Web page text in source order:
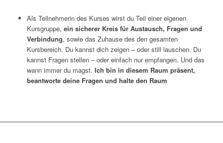
Als Teilnehmerin des Kurses wirst du Teil einer eigenen
Kursgruppe, ein sicherer Kreis für Austausch, Fragen und
Verbindung, sowie das Zuhause des den gesamten
Kursbereich. Du kannst dich zeigen – oder still lauschen. Du
kannst Fragen stellen – oder einfach nur empfangen. Und das
wann immer du magst. Ich bin in diesem Raum präsent,
beantworte deine Fragen und halte den Raum